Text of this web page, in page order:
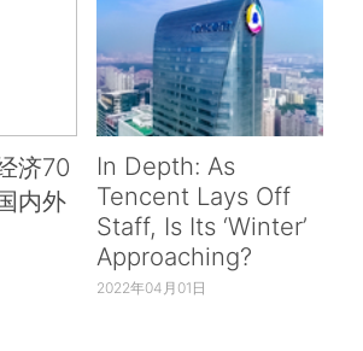
济70
内外
In Depth: As
Tencent Lays Off
Staff, Is Its ‘Winter’
Approaching?
2022年04月01日